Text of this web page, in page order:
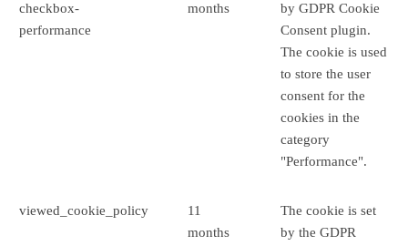
checkbox-
performance
months
by GDPR Cookie
Consent plugin.
The cookie is used
to store the user
consent for the
cookies in the
category
"Performance".
viewed_cookie_policy
11
months
The cookie is set
by the GDPR